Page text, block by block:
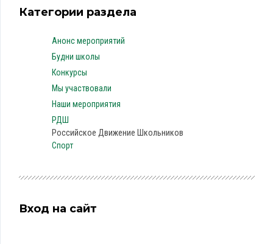
Категории раздела
Анонс мероприятий
Будни школы
Конкурсы
Мы участвовали
Наши мероприятия
РДШ
Российское Движение Школьников
Спорт
Вход на сайт